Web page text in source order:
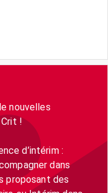
nouvelles
!
d’intérim :
dans
proposant des